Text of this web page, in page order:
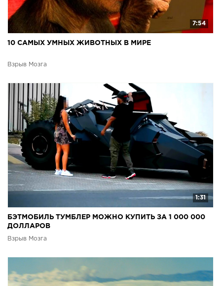
7:54
10 САМЫХ УМНЫХ ЖИВОТНЫХ В МИРЕ
Взрыв Мозга
1:31
БЭТМОБИЛЬ ТУМБЛЕР МОЖНО КУПИТЬ ЗА 1 000 000
ДОЛЛАРОВ
Взрыв Мозга